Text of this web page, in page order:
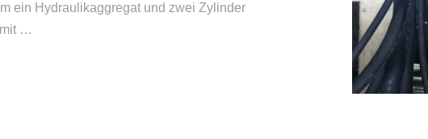
ein Hydraulikaggregat und zwei Zylinder
…